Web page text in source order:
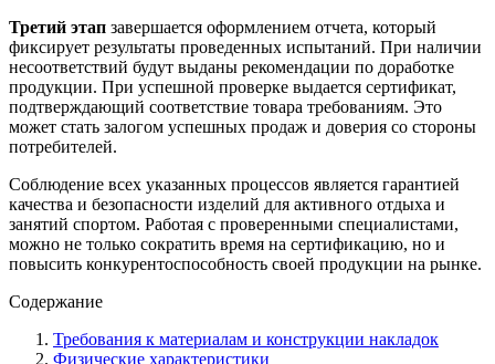
Третий этап завершается оформлением отчета, который
фиксирует результаты проведенных испытаний. При наличии
несоответствий будут выданы рекомендации по доработке
продукции. При успешной проверке выдается сертификат,
подтверждающий соответствие товара требованиям. Это
может стать залогом успешных продаж и доверия со стороны
потребителей.
Соблюдение всех указанных процессов является гарантией
качества и безопасности изделий для активного отдыха и
занятий спортом. Работая с проверенными специалистами,
можно не только сократить время на сертификацию, но и
повысить конкурентоспособность своей продукции на рынке.
Содержание
Требования к материалам и конструкции накладок
Физические характеристики